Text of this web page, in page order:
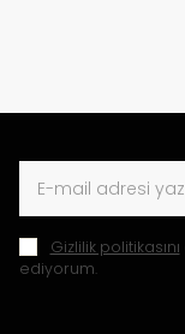
Gizlilik politikasını
ediyorum.